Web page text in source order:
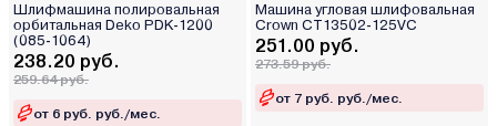
Шлифмашина полировальная
орбитальная Deko PDK-1200
(085-1064)
238.20 руб.
259.64 руб.
от 6 руб. руб./мес.
Машина угловая шлифовальная
Crown CT13502-125VC
251.00 руб.
273.59 руб.
от 7 руб. руб./мес.